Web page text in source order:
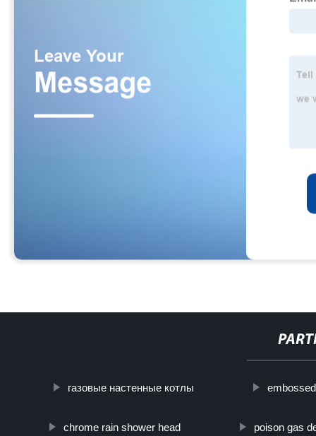
газовые настенные котлы
chrome rain shower head poison gas